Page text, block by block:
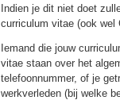
Indien je dit niet doet
curriculum vitae (ook wel
Iemand die jouw
vitae staan over het
telefoonnummer, of je
werkverleden (bij welke